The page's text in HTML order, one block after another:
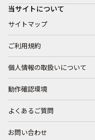
当サイトについて
サイトマップ
ご利用規約
個人情報の取扱いについて
動作確認環境
よくあるご質問
お問い合わせ